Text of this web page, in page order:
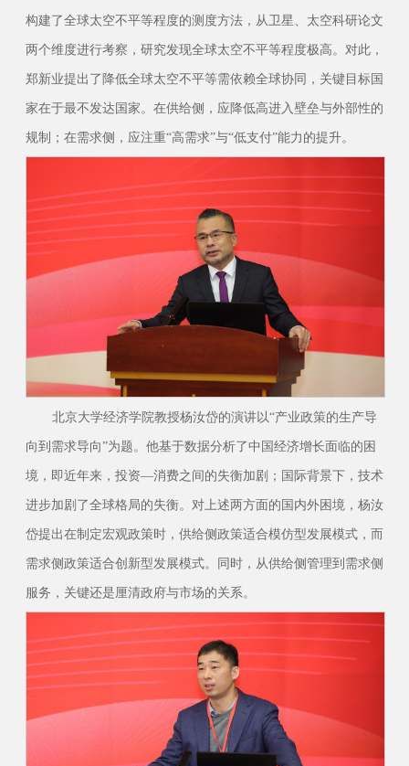
构建了全球太空不平等程度的测度方法，从卫星、太空科研论文
两个维度进行考察，研究发现全球太空不平等程度极高。对此，
郑新业提出了降低全球太空不平等需依赖全球协同，关键目标国
家在于最不发达国家。在供给侧，应降低高进入壁垒与外部性的
规制；在需求侧，应注重“高需求”与“低支付”能力的提升。
北京大学经济学院教授杨汝岱的演讲以“产业政策的生产导
向到需求导向”为题。他基于数据分析了中国经济增长面临的困
境，即近年来，投资—消费之间的失衡加剧；国际背景下，技术
进步加剧了全球格局的失衡。对上述两方面的国内外困境，杨汝
岱提出在制定宏观政策时，供给侧政策适合模仿型发展模式，而
需求侧政策适合创新型发展模式。同时，从供给侧管理到需求侧
服务，关键还是厘清政府与市场的关系。